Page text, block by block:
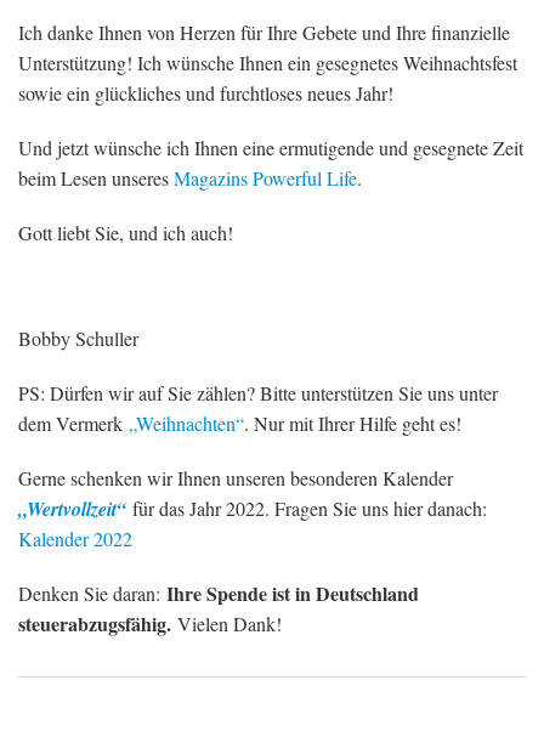
Ich danke Ihnen von Herzen für Ihre Gebete und Ihre finanzielle
Unterstützung! Ich wünsche Ihnen ein gesegnetes Weihnachtsfest
sowie ein glückliches und furchtloses neues Jahr!
Und jetzt wünsche ich Ihnen eine ermutigende und gesegnete Zeit
beim Lesen unseresMagazins Powerful Life.
Gott liebt Sie, und ich auch!
Bobby Schuller
PS: Dürfen wir auf Sie zählen? Bitte unterstützen Sie uns unter
dem Vermerk „Weihnachten“. Nur mit Ihrer Hilfe geht es!
Gerne schenken wir Ihnen unseren besonderen Kalender
„Wertvollzeit“ für das Jahr 2022. Fragen Sie uns hier danach:
Kalender 2022
Denken Sie daran: Ihre Spende ist in Deutschland
steuerabzugsfähig. Vielen Dank!